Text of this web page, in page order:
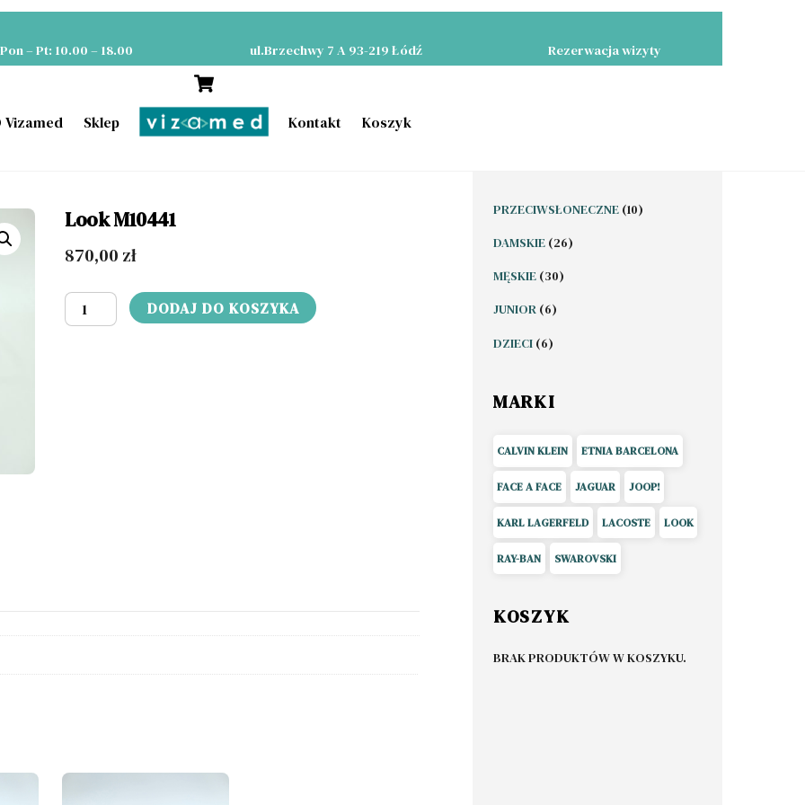
Cart
Vizamed Sklep Kontakt Koszyk
Pon – Pt: 10.00 – 18.00 ul.Brzechwy 7 A 93-219 Łódź Rezerwacja wizyty
Look M10441
870,00 zł
ilość
Look
DODAJ DO KOSZYKA
PRZECIWSŁONECZNE 1010
DAMSKIE 2626
MĘSKIE 3030
JUNIOR 66
DZIECI 66
MARKI
CALVIN KLEIN ETNIA BARCELONA
FACE A FACE JAGUAR JOOP!
KARL LAGERFELD LACOSTE LOOK
RAY-BAN SWAROVSKI
KOSZYK
BRAK PRODUKTÓW W KOSZYKU.